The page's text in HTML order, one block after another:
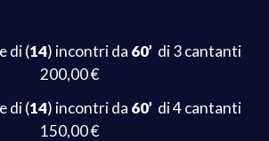
ALTRI CORSI
PER GRUPPI
CORSI/KURSE
PROGETTI
di (14) incontri da 60’ di 3 cantanti
200,00 €
di (14) incontri da 60’ di 4 cantanti
150,00 €